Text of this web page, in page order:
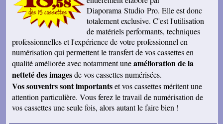
Diaporama Studio Pro. Elle est donc
totalement exclusive. C'est l'utilisation
de matériels performants, techniques
professionnelles et l'expérience de votre professionnel en
numérisation qui permettent le transfert de vos cassettes en
qualité améliorée avec notamment uneamélioration de la
netteté des imagesde vos cassettes numérisées.
Vos souvenirs sont importantset vos cassettes méritent une
attention particulière. Vous ferez le travail de numérisation de
vos cassettes une seule fois, alors autant le faire bien !